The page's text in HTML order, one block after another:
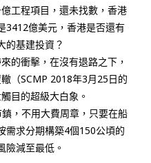
工程項目，還未找數，香港
3412億美元，香港是否還有
的基建投資？
的衝擊，在沒有退路之下，
（SCMP 2018年3月25日的
目的超級大白象。
，不用大費周章，只要在船
需求分期構築4個150公頃的
險減至最低。